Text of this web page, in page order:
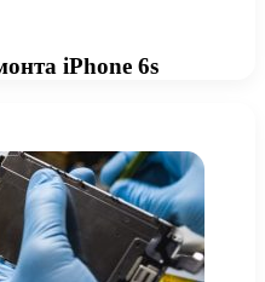
iPhone 6s